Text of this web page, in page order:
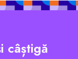
câștigă